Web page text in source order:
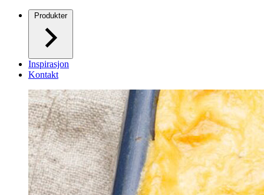
Produkter
Inspirasjon
Kontakt